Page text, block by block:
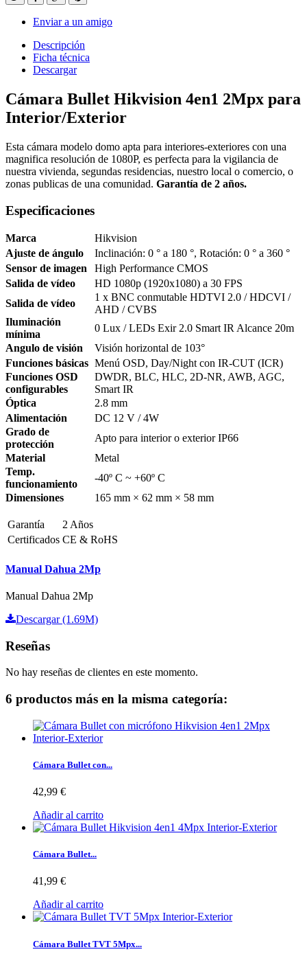
Enviar a un amigo
Descripción
Ficha técnica
Descargar
Cámara Bullet Hikvision 4en1 2Mpx para
Interior/Exterior
Esta cámara modelo domo apta para interiores-exteriores con una
magnifica resolución de 1080P, es perfecta para la vigilancia de
nuestra vivienda, segundas residencias, nuestro local o comercio, o
zonas publicas de una comunidad. Garantía de 2 años.
Especificaciones
Marca
Hikvision
Ajuste de ángulo
Inclinación: 0 ° a 180 °, Rotación: 0 ° a 360 °
Sensor de imagen
High Performance CMOS
Salida de vídeo
HD 1080p (1920x1080) a 30 FPS
Salida de vídeo
1 x BNC conmutable HDTVI 2.0 / HDCVI /
AHD / CVBS
Iluminación
mínima
0 Lux / LEDs Exir 2.0 Smart IR Alcance 20m
Angulo de visión
Visión horizontal de 103°
Funciones básicas Menú OSD, Day/Night con IR-CUT (ICR)
Funciones OSD
configurables
DWDR, BLC, HLC, 2D-NR, AWB, AGC,
Smart IR
Óptica
2.8 mm
Alimentación
DC 12 V / 4W
Grado de
protección
Apto para interior o exterior IP66
Material
Metal
Temp.
funcionamiento
-40º C ~ +60º C
Dimensiones
165 mm × 62 mm × 58 mm
Garantía
2 Años
Certificados CE & RoHS
Manual Dahua 2Mp
Manual Dahua 2Mp
Descargar (1.69M)
Reseñas
No hay reseñas de clientes en este momento.
6 productos más en la misma categoría:
Cámara Bullet con...
42,99 €
Añadir al carrito
Cámara Bullet...
41,99 €
Añadir al carrito
Cámara Bullet TVT 5Mpx...